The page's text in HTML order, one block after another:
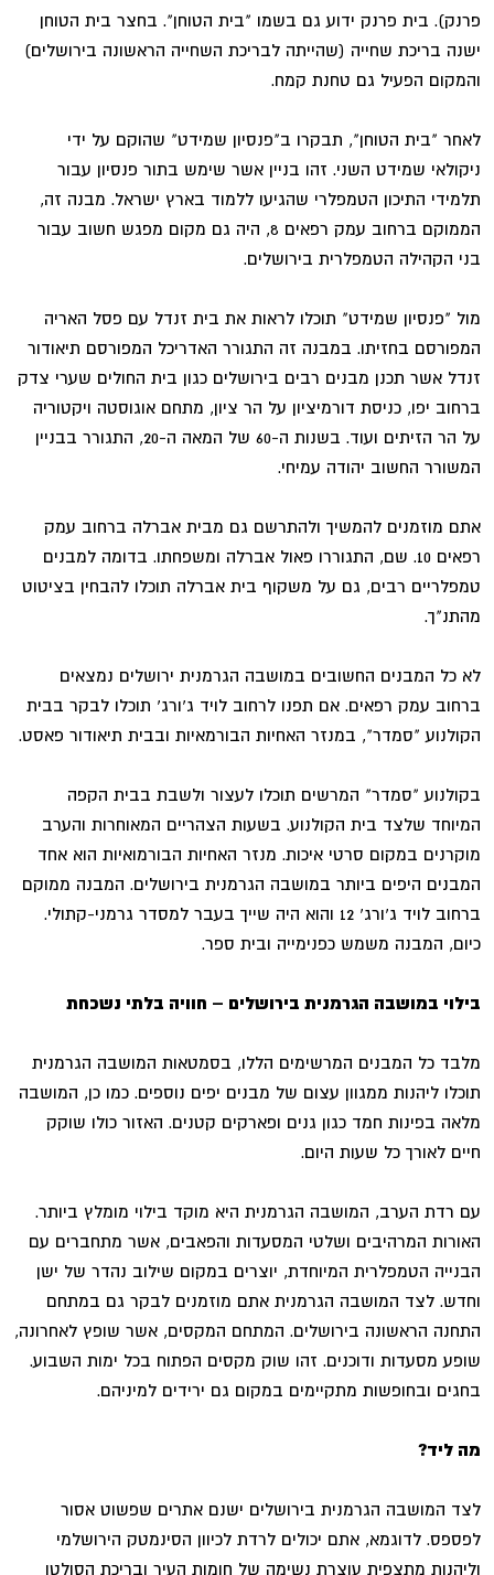
פרנק). בית פרנק ידוע גם בשמו "בית הטוחן". בחצר בית הטוחן
ישנה בריכת שחייה (שהייתה לבריכת השחייה הראשונה בירושלים)
והמקום הפעיל גם טחנת קמח.
לאחר "בית הטוחן", תבקרו ב"פנסיון שמידט" שהוקם על ידי
ניקולאי שמידט השני. זהו בניין אשר שימש בתור פנסיון עבור
תלמידי התיכון הטמפלרי שהגיעו ללמוד בארץ ישראל. מבנה זה,
הממוקם ברחוב עמק רפאים 8, היה גם מקום מפגש חשוב עבור
בני הקהילה הטמפלרית בירושלים.
מול "פנסיון שמידט" תוכלו לראות את בית זנדל עם פסל האריה
המפורסם בחזיתו. במבנה זה התגורר האדריכל המפורסם תיאודור
זנדל אשר תכנן מבנים רבים בירושלים כגון בית החולים שערי צדק
ברחוב יפו, כניסת דורמיציון על הר ציון, מתחם אוגוסטה ויקטוריה
על הר הזיתים ועוד. בשנות ה-60 של המאה ה-20, התגורר בבניין
המשורר החשוב יהודה עמיחי.
אתם מוזמנים להמשיך ולהתרשם גם מבית אברלה ברחוב עמק
רפאים 10. שם, התגוררו פאול אברלה ומשפחתו. בדומה למבנים
טמפלריים רבים, גם על משקוף בית אברלה תוכלו להבחין בציטוט
מהתנ"ך.
לא כל המבנים החשובים במושבה הגרמנית ירושלים נמצאים
ברחוב עמק רפאים. אם תפנו לרחוב לויד ג'ורג' תוכלו לבקר בבית
הקולנוע "סמדר", במנזר האחיות הבורמאיות ובבית תיאודור פאסט.
בקולנוע "סמדר" המרשים תוכלו לעצור ולשבת בבית הקפה
המיוחד שלצד בית הקולנוע. בשעות הצהריים המאוחרות והערב
מוקרנים במקום סרטי איכות. מנזר האחיות הבורמואיות הוא אחד
המבנים היפים ביותר במושבה הגרמנית בירושלים. המבנה ממוקם
ברחוב לויד ג'ורג' 12 והוא היה שייך בעבר למסדר גרמני-קתולי.
כיום, המבנה משמש כפנימייה ובית ספר.
בילוי במושבה הגרמנית בירושלים – חוויה בלתי נשכחת
מלבד כל המבנים המרשימים הללו, בסמטאות המושבה הגרמנית
תוכלו ליהנות ממגוון עצום של מבנים יפים נוספים. כמו כן, המושבה
מלאה בפינות חמד כגון גנים ופארקים קטנים. האזור כולו שוקק
חיים לאורך כל שעות היום.
עם רדת הערב, המושבה הגרמנית היא מוקד בילוי מומלץ ביותר.
האורות המרהיבים ושלטי המסעדות והפאבים, אשר מתחברים עם
הבנייה הטמפלרית המיוחדת, יוצרים במקום שילוב נהדר של ישן
וחדש. לצד המושבה הגרמנית אתם מוזמנים לבקר גם במתחם
התחנה הראשונה בירושלים. המתחם המקסים, אשר שופץ לאחרונה,
שופע מסעדות ודוכנים. זהו שוק מקסים הפתוח בכל ימות השבוע.
בחגים ובחופשות מתקיימים במקום גם ירידים למיניהם.
מה ליד?
לצד המושבה הגרמנית בירושלים ישנם אתרים שפשוט אסור
לפספס. לדוגמא, אתם יכולים לרדת לכיוון הסינמטק הירושלמי
וליהנות מתצפית עוצרת נשימה של חומות העיר ובריכת הסולטן